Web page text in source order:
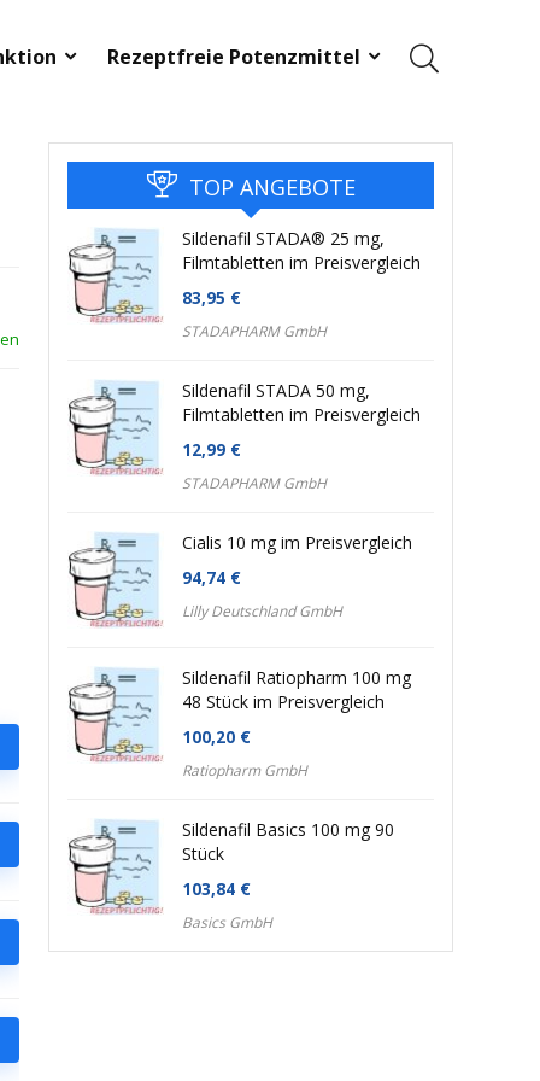
Rezeptfreie Potenzmittel
TOP ANGEBOTE
Sildenafil STADA® 25 mg,
Filmtabletten im Preisvergleich
83,95 €
STADAPHARM GmbH
Sildenafil STADA 50 mg,
Filmtabletten im Preisvergleich
12,99 €
STADAPHARM GmbH
Cialis 10 mg im Preisvergleich
94,74 €
Lilly Deutschland GmbH
Sildenafil Ratiopharm 100 mg
48 Stück im Preisvergleich
100,20 €
Ratiopharm GmbH
Sildenafil Basics 100 mg 90
Stück
103,84 €
Basics GmbH